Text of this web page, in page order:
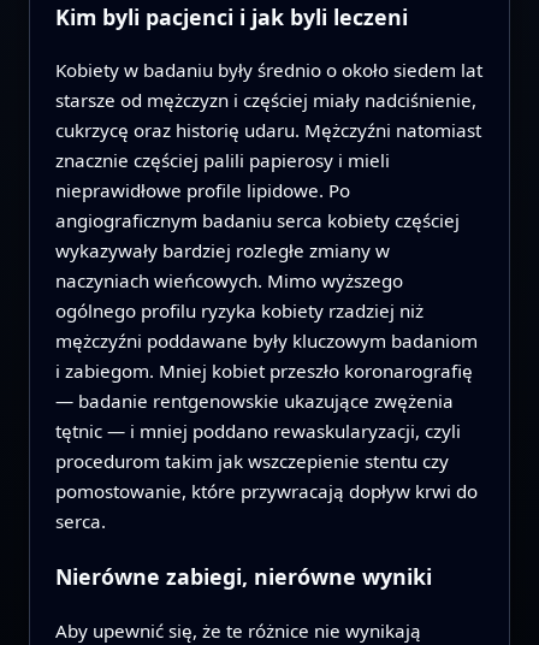
Kim byli pacjenci i jak byli leczeni
Kobiety w badaniu były średnio o około siedem lat
starsze od mężczyzn i częściej miały nadciśnienie,
cukrzycę oraz historię udaru. Mężczyźni natomiast
znacznie częściej palili papierosy i mieli
nieprawidłowe profile lipidowe. Po
angiograficznym badaniu serca kobiety częściej
wykazywały bardziej rozległe zmiany w
naczyniach wieńcowych. Mimo wyższego
ogólnego profilu ryzyka kobiety rzadziej niż
mężczyźni poddawane były kluczowym badaniom
i zabiegom. Mniej kobiet przeszło koronarografię
— badanie rentgenowskie ukazujące zwężenia
tętnic — i mniej poddano rewaskularyzacji, czyli
procedurom takim jak wszczepienie stentu czy
pomostowanie, które przywracają dopływ krwi do
serca.
Nierówne zabiegi, nierówne wyniki
Aby upewnić się, że te różnice nie wynikają